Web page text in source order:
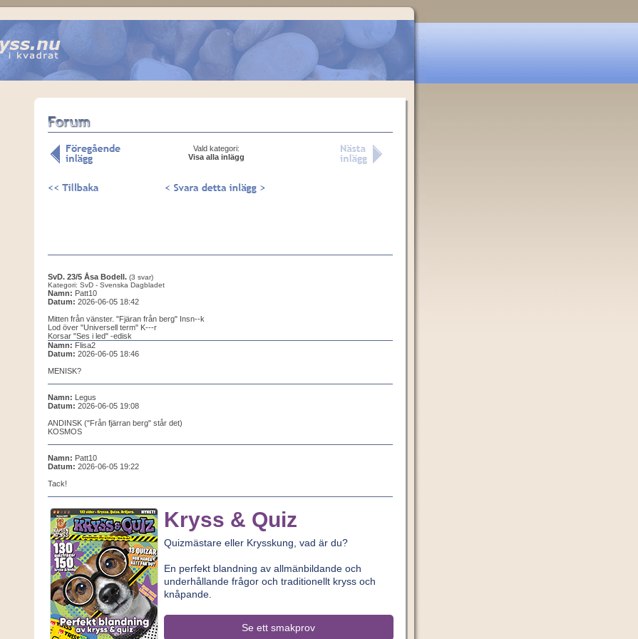
Vald kategori:
Visa alla inlägg
SvD. 23/5 Åsa Bodell. (3 svar)
Kategori: SvD - Svenska Dagbladet
Namn: Patt10
Datum: 2026-06-05 18:42
Mitten från vänster. "Fjäran från berg" Insn--k
Lod över "Universell term" K---r
Korsar "Ses i led" -edisk
Namn: Flisa2
Datum: 2026-06-05 18:46
MENISK?
Namn: Legus
Datum: 2026-06-05 19:08
ANDINSK ("Från fjärran berg" står det)
KOSMOS
Namn: Patt10
Datum: 2026-06-05 19:22
Tack!
Kryss & Quiz
Quizmästare eller Krysskung, vad är du?
En perfekt blandning av allmänbildande och
underhållande frågor och traditionellt kryss och
knåpande.
Se ett smakprov